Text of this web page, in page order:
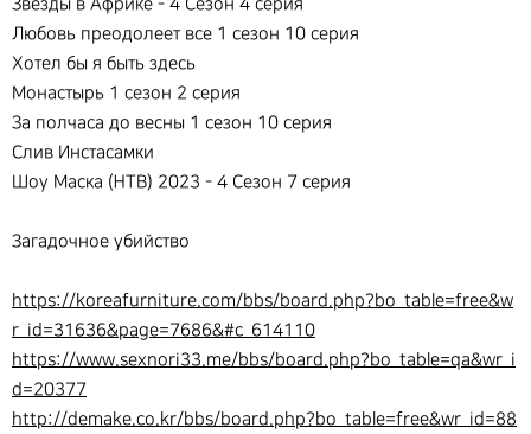
Звезды в Африке - 4 Сезон 4 серия
Любовь преодолеет все 1 сезон 10 серия
Хотел бы я быть здесь
Монастырь 1 сезон 2 серия
За полчаса до весны 1 сезон 10 серия
Слив Инстасамки
Шоу Маска (НТВ) 2023 - 4 Сезон 7 серия
Загадочное убийство
https://koreafurniture.com/bbs/board.php?bo_table=free&w
r_id=31636&page=7686&#c_614110
https://www.sexnori33.me/bbs/board.php?bo_table=qa&wr_i
d=20377
http://demake.co.kr/bbs/board.php?bo_table=free&wr_id=88